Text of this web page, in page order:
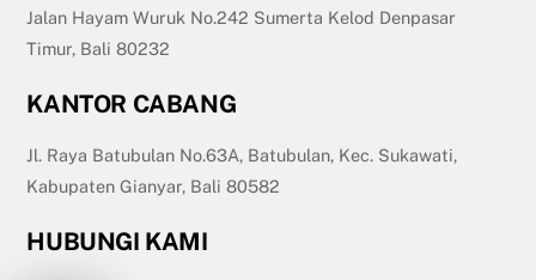
Jalan Hayam Wuruk No.242 Sumerta Kelod Denpasar
Timur, Bali 80232
KANTOR CABANG
Jl. Raya Batubulan No.63A, Batubulan, Kec. Sukawati,
Kabupaten Gianyar, Bali 80582
HUBUNGI KAMI